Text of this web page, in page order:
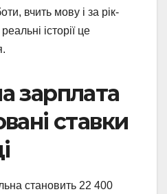
вчить мову і за рік-
історії це
зарплата
ставки
становить 22 400